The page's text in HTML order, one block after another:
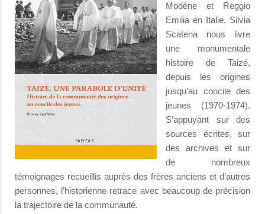
Modène et Reggio
Emilia en Italie, Silvia
Scatena nous livre
une monumentale
histoire de Taizé,
depuis les origines
jusqu’au concile des
jeunes (1970-1974).
S’appuyant sur des
sources écrites, sur
des archives et sur
de nombreux
témoignages recueillis auprès des frères anciens et d’autres
personnes, l’historienne retrace avec beaucoup de précision
la trajectoire de la communauté.